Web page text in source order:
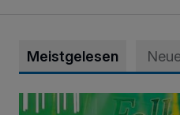
Meistgelesen
Folklorefest Krefeld –